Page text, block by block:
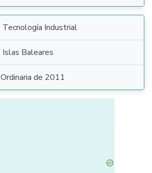
Tecnología Industrial
Islas Baleares
Ordinaria de 2011